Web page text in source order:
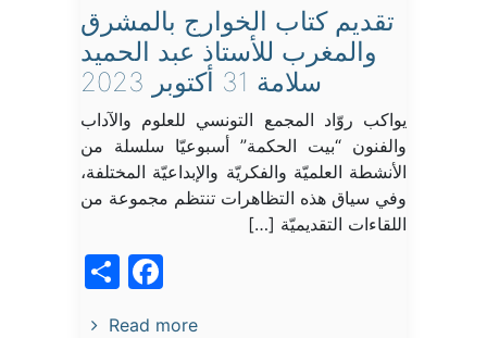
تقديم كتاب الخوارج بالمشرق
والمغرب للأستاذ عبد الحميد
سلامة 31 أكتوبر 2023
يواكب روّاد المجمع التونسي للعلوم والآداب
والفنون “بيت الحكمة” أسبوعيّا سلسلة من
الأنشطة العلميّة والفكريّة والإبداعيّة المختلفة،
وفي سياق هذه التظاهرات تنتظم مجموعة من
اللقاءات التقديميّة […]
Read more